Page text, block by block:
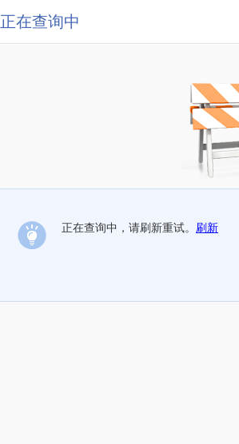
正在查询中
正在查询中，请刷新重试。 刷新